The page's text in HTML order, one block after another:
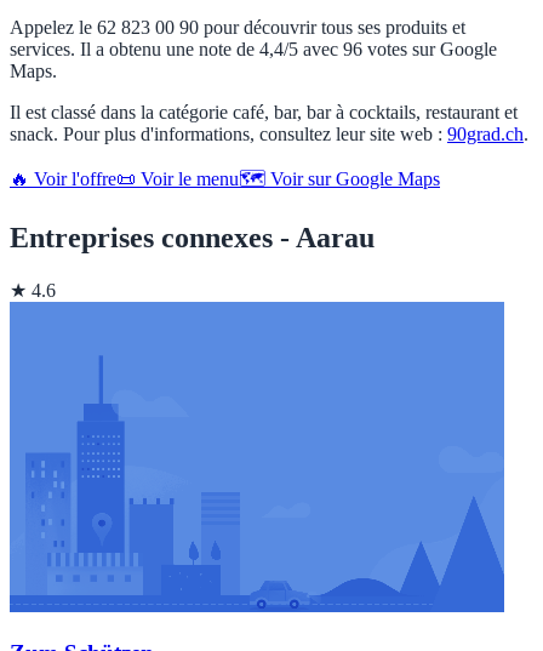
Appelez le 62 823 00 90 pour découvrir tous ses produits et
services. Il a obtenu une note de 4,4/5 avec 96 votes sur Google
Maps.
Il est classé dans la catégorie café, bar, bar à cocktails, restaurant et
snack. Pour plus d'informations, consultez leur site web : 90grad.ch.
🔥 Voir l'offre📜 Voir le menu🗺️ Voir sur Google Maps
Entreprises connexes - Aarau
★ 4.6